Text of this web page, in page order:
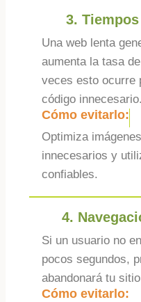
3.
Una web lenta
aumenta la tasa
veces esto ocurre
código innecesario.
Cómo evitarlo:
Optimiza
innecesarios y
confiables.
4.
Si un usuario no
pocos segundos,
abandonará tu
Cómo evitarlo: